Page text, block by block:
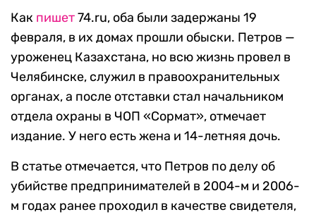
Как пишет74.ru, оба были задержаны 19
февраля, в их домах прошли обыски. Петров —
уроженец Казахстана, но всю жизнь провел в
Челябинске, служил в правоохранительных
органах, а после отставки стал начальником
отдела охраны в ЧОП «Сормат», отмечает
издание. У него есть жена и 14-летняя дочь.
В статье отмечается, что Петров по делу об
убийстве предпринимателей в 2004-м и 2006-
м годах ранее проходил в качестве свидетеля,